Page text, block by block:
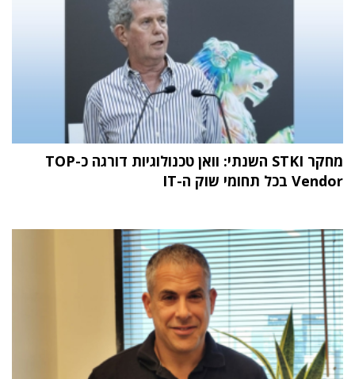
מחקר STKI השנתי: וואן טכנולוגיות דורגה כ-TOP
Vendor בכל תחומי שוק ה-IT